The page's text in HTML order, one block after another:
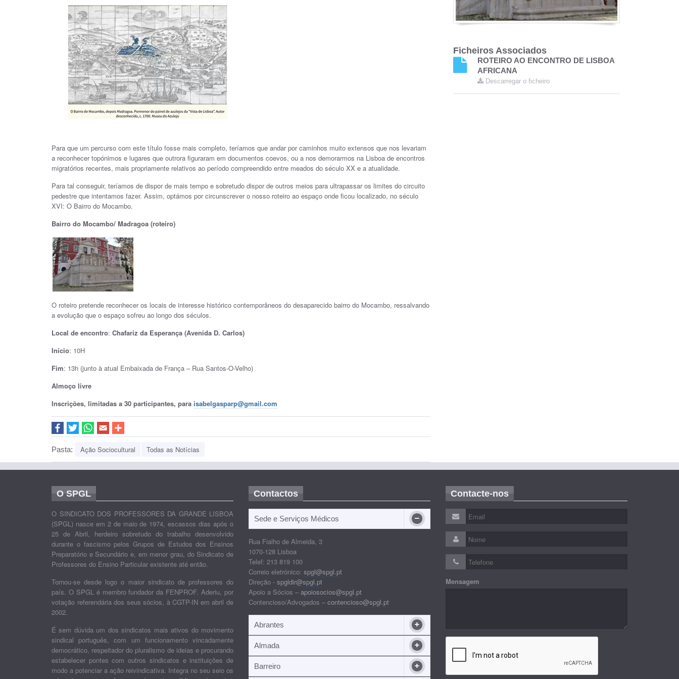
Para que um percurso com este título fosse mais completo, teríamos que andar por caminhos muito extensos que nos levariam
a reconhecer topónimos e lugares que outrora figuraram em documentos coevos, ou a nos demorarmos na Lisboa de encontros
migratórios recentes, mais propriamente relativos ao período compreendido entre meados do século XX e a atualidade.
Para tal conseguir, teríamos de dispor de mais tempo e sobretudo dispor de outros meios para ultrapassar os limites do circuito
pedestre que intentamos fazer. Assim, optámos por circunscrever o nosso roteiro ao espaço onde ficou localizado, no século
XVI: O Bairro do Mocambo.
Bairro do Mocambo/ Madragoa (roteiro)
O roteiro pretende reconhecer os locais de interesse histórico contemporâneos do desaparecido bairro do Mocambo, ressalvando
a evolução que o espaço sofreu ao longo dos séculos.
Local de encontro: Chafariz da Esperança (Avenida D. Carlos)
Início: 10H
Fim: 13h (junto à atual Embaixada de França – Rua Santos-O-Velho)
Almoço livre
Inscrições, limitadas a 30 participantes, para isabelgasparp@gmail.com
Pasta: Ação Sociocultural Todas as Notícias
Ficheiros Associados
ROTEIRO AO ENCONTRO DE LISBOA
AFRICANA
Descarregar o ficheiro
O SPGL
O SINDICATO DOS PROFESSORES DA GRANDE LISBOA
(SPGL) nasce em 2 de maio de 1974, escassos dias após o
25 de Abril, herdeiro sobretudo do trabalho desenvolvido
durante o fascismo pelos Grupos de Estudos dos Ensinos
Preparatório e Secundário e, em menor grau, do Sindicato de
Professores do Ensino Particular existente até então.
Tornou-se desde logo o maior sindicato de professores do
país. O SPGL é membro fundador da FENPROF. Aderiu, por
votação referendária dos seus sócios, à CGTP-IN em abril de
2002.
É sem dúvida um dos sindicatos mais ativos do movimento
sindical português, com um funcionamento vincadamente
democrático, respeitador do pluralismo de ideias e procurando
estabelecer pontes com outros sindicatos e instituições de
modo a potenciar a ação reivindicativa. Integra no seu seio os
Contactos
Sede e Serviços Médicos
Rua Fialho de Almeida, 3
1070-128 Lisboa
Telef: 213 819 100
Correio eletrónico: spgl@spgl.pt
Direção - spgldir@spgl.pt
Apoio a Sócios – apoiosocios@spgl.pt
Contencioso/Advogados – contencioso@spgl.pt
Abrantes
Almada
Barreiro
Contacte-nos
Mensagem